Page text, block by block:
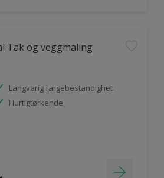
Tak og veggmaling
Langvarig fargebestandighet
Hurtigtørkende